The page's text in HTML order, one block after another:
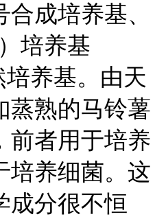
成培养基、
培养基
培养基。由天
蒸熟的马铃薯
前者用于培养
培养细菌。这
成分很不恒